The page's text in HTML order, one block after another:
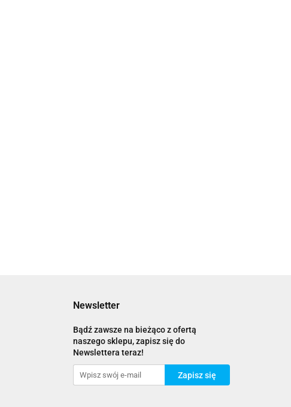
Newsletter
Bądź zawsze na bieżąco z ofertą
naszego sklepu, zapisz się do
Newslettera teraz!